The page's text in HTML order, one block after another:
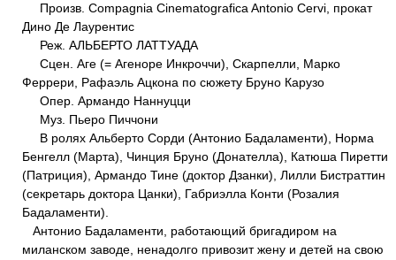
Произв. Compagnia Cinematografica Antonio Cervi, прокат
Дино Де Лаурентис
Реж. АЛЬБЕРТО ЛАТТУАДА
Сцен. Аге (= Агеноре Инкроччи), Скарпелли, Марко
Феррери, Рафаэль Ацкона по сюжету Бруно Карузо
Опер. Армандо Наннуцци
Муз. Пьеро Пиччони
В ролях Альберто Сорди (Антонио Бадаламенти), Норма
Бенгелл (Марта), Чинция Бруно (Донателла), Катюша Пиретти
(Патриция), Армандо Тине (доктор Дзанки), Лилли Бистраттин
(секретарь доктора Цанки), Габриэлла Конти (Розалия
Бадаламенти).
Антонио Бадаламенти, работающий бригадиром на
миланском заводе, ненадолго привозит жену и детей на свою